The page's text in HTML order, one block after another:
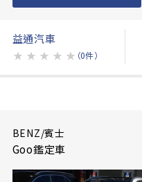
益通汽車
★ ★ ★ ★ ★ （0件）
BENZ/賓士
Goo鑑定車